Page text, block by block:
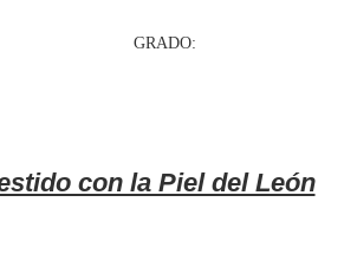
GRADO:
con la Piel del León